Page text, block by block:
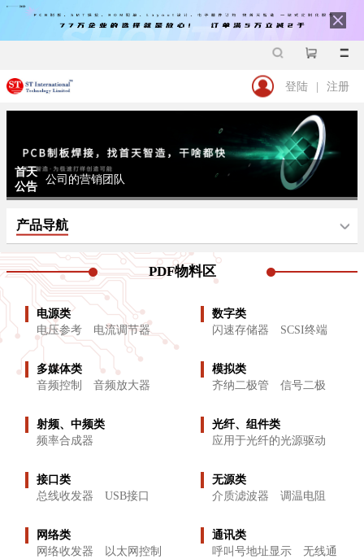
登陆 | 注册
首天
商城新开业，优惠大酬宾!
首天
公告
首天
公告
公司的营销团队
公告
公司的经营理念和目标
首天
公告
公司的产品
公告
商城新开业，优惠大酬宾!
首天
公告
中关村元坤智造工场正式上线，欢迎选购
首天
售后服务
首天
公告
公司的愿景
公告
首天
公司的经营理念和目标
公司的产品
产品导航
PDF物料区
电源类
电压参考
电流调节器
数字类
闪速存储器
SCSI终端
多媒体类
音频控制
音频放大器
模拟类
齐纳二极管
信号二极
射频、中频类
频率合成器
光纤、组件类
应用于光纤的光源驱动
接口类
总线收发器
USB接口
无源类
介质滤波器
调温电阻
网络类
网络收发器
以太网控制
通讯类
呼叫号地址显示
无线通